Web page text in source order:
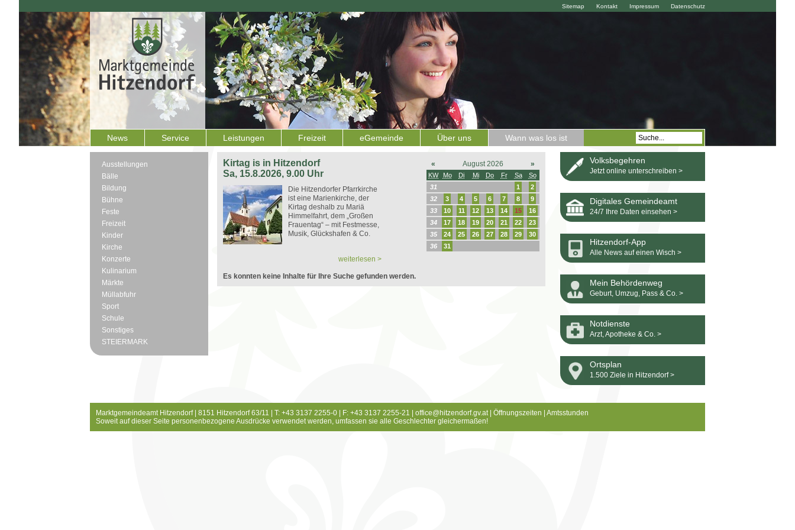
Datenschutz
Impressum
Kontakt
Sitemap
News Service Leistungen Freizeit eGemeinde Über uns Wann was los ist
Ausstellungen
Bälle
Bildung
Bühne
Feste
Freizeit
Kinder
Kirche
Konzerte
Kulinarium
Märkte
Müllabfuhr
Sport
Schule
Sonstiges
STEIERMARK
Kirtag is in Hitzendorf
Sa, 15.8.2026, 9.00 Uhr
Die Hitzendorfer Pfarrkirche
ist eine Marienkirche, der
Kirtag deshalb zu Mariä
Himmelfahrt, dem „Großen
Frauentag“ – mit Festmesse,
Musik, Glückshafen & Co.
weiterlesen >
« August 2026 »
KW Mo Di Mi Do Fr Sa
So
31
1
2
32
3 4 5 6 7 8
9
33
10 11 12 13 14 15
16
34
17 18 19 20 21 22
23
35
24 25 26 27 28 29
30
36
31
Es konnten keine Inhalte für Ihre Suche gefunden werden.
Volksbegehren
Jetzt online unterschreiben >
Digitales Gemeindeamt
24/7 Ihre Daten einsehen >
Hitzendorf-App
Alle News auf einen Wisch >
Mein Behördenweg
Geburt, Umzug, Pass & Co. >
Notdienste
Arzt, Apotheke & Co. >
Ortsplan
1.500 Ziele in Hitzendorf >
Marktgemeindeamt Hitzendorf | 8151 Hitzendorf 63/11 | T: +43 3137 2255-0 | F: +43 3137 2255-21 | office@hitzendorf.gv.at| Öffnungszeiten
Amtsstunden
Soweit auf dieser Seite personenbezogene Ausdrücke verwendet werden, umfassen sie alle Geschlechter gleichermaßen!